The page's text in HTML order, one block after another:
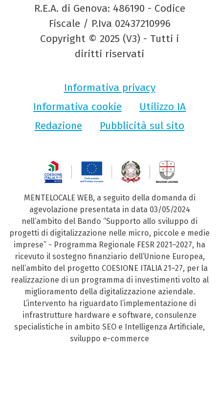
R.E.A. di Genova: 486190 - Codice
Fiscale / P.Iva 02437210996
Copyright © 2025 (V3) - Tutti i
diritti riservati
Informativa privacy
Informativa cookie
Utilizzo IA
Redazione
Pubblicità sul sito
MENTELOCALE WEB, a seguito della domanda di
agevolazione presentata in data 03/05/2024
nell’ambito del Bando “Supporto allo sviluppo di
progetti di digitalizzazione nelle micro, piccole e medie
imprese” - Programma Regionale FESR 2021–2027, ha
ricevuto il sostegno finanziario dell’Unione Europea,
nell’ambito del progetto COESIONE ITALIA 21–27, per la
realizzazione di un programma di investimenti volto al
miglioramento della digitalizzazione aziendale.
L’intervento ha riguardato l’implementazione di
infrastrutture hardware e software, consulenze
specialistiche in ambito SEO e Intelligenza Artificiale,
sviluppo e-commerce